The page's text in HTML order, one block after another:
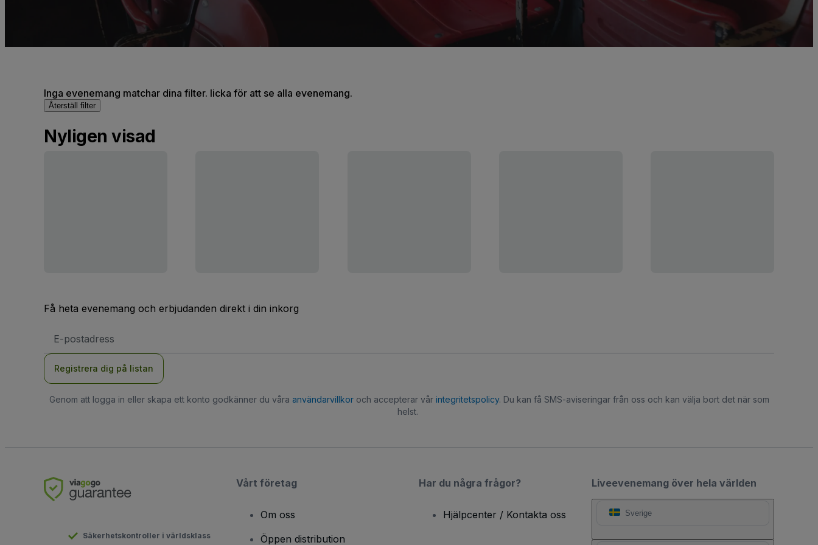
Inga evenemang matchar dina filter. licka för att se alla evenemang.
Återställ filter
Nyligen visad
Få heta evenemang och erbjudanden direkt i din inkorg
postadress
Registrera dig på listan
Genom att logga in eller skapa ett konto godkänner du våra användarvillkoroch accepterar vår integritetspolicy. Du kan få SMS-aviseringar från oss och kan välja bort det när som
helst.
Liveevenemang över hela världen
Sverige
Säkerhetskontroller i världsklass
Vårt företag
Om oss
Öppen distribution
Har du några frågor?
Hjälpcenter / Kontakta oss